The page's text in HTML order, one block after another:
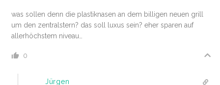
was sollen denn die plastiknasen an dem billigen neuen grill
um den zentralstern? das soll luxus sein? eher sparen auf
allerhöchstem niveau…
0
Jürgen